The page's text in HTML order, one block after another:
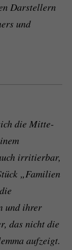
Darstellern
und
die Mitte-
irritierbar,
„Familien
und ihrer
das nicht die
aufzeigt.